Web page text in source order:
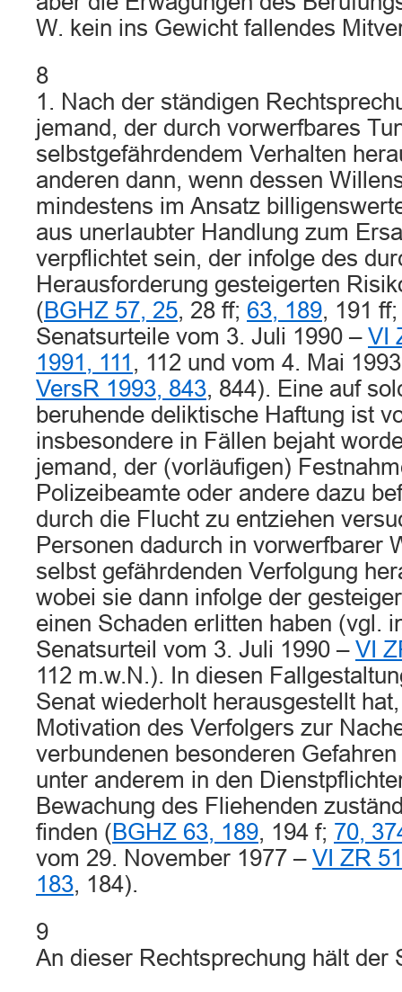
W. kein ins Gewicht fallendes
8
1. Nach der ständigen
jemand, der durch vorwerfbares
selbstgefährdendem Verhalten
anderen dann, wenn dessen
mindestens im Ansatz
aus unerlaubter Handlung zum
verpflichtet sein, der infolge des
Herausforderung gesteigerten
(BGHZ 57, 25, 28 ff; 63, 189, 191
Senatsurteile vom 3. Juli 1990 – VI
1991, 111 , 112 und vom 4. Mai
VersR 1993, 843, 844). Eine auf
beruhende deliktische Haftung ist
insbesondere in Fällen bejaht
jemand, der (vorläufigen)
Polizeibeamte oder andere dazu
durch die Flucht zu entziehen
Personen dadurch in vorwerfbarer
selbst gefährdenden Verfolgung
wobei sie dann infolge der
einen Schaden erlitten haben (vgl.
Senatsurteil vom 3. Juli 1990 – VI
112 m.w.N.). In diesen
Senat wiederholt herausgestellt
Motivation des Verfolgers zur
verbundenen besonderen
unter anderem in den
Bewachung des Fliehenden
finden (BGHZ 63, 189, 194 f; 70,
vom 29. November 1977 – VI ZR
183, 184).
9
An dieser Rechtsprechung hält der